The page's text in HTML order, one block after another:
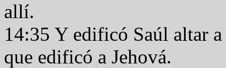
allí.
14:35 Y edificó Saúl altar
que edificó a Jehová.